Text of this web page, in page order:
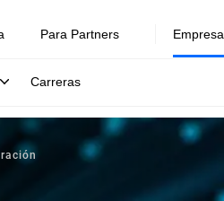
Para Partners Empresa
Carreras